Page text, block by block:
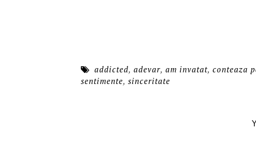
addicted,adevar,am invatat,conteaza
sentimente, sinceritate